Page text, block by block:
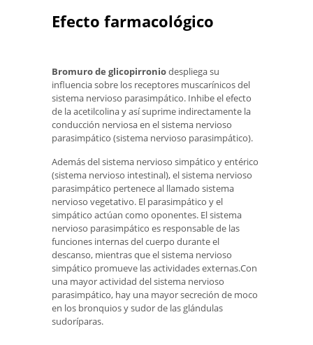
Efecto farmacológico
Bromuro de glicopirroniodespliega su
influencia sobre los receptores muscarínicos del
sistema nervioso parasimpático. Inhibe el efecto
de la acetilcolina y así suprime indirectamente la
conducción nerviosa en el sistema nervioso
parasimpático (sistema nervioso parasimpático).
Además del sistema nervioso simpático y entérico
(sistema nervioso intestinal), el sistema nervioso
parasimpático pertenece al llamado sistema
nervioso vegetativo. El parasimpático y el
simpático actúan como oponentes. El sistema
nervioso parasimpático es responsable de las
funciones internas del cuerpo durante el
descanso, mientras que el sistema nervioso
simpático promueve las actividades externas.Con
una mayor actividad del sistema nervioso
parasimpático, hay una mayor secreción de moco
en los bronquios y sudor de las glándulas
sudoríparas.